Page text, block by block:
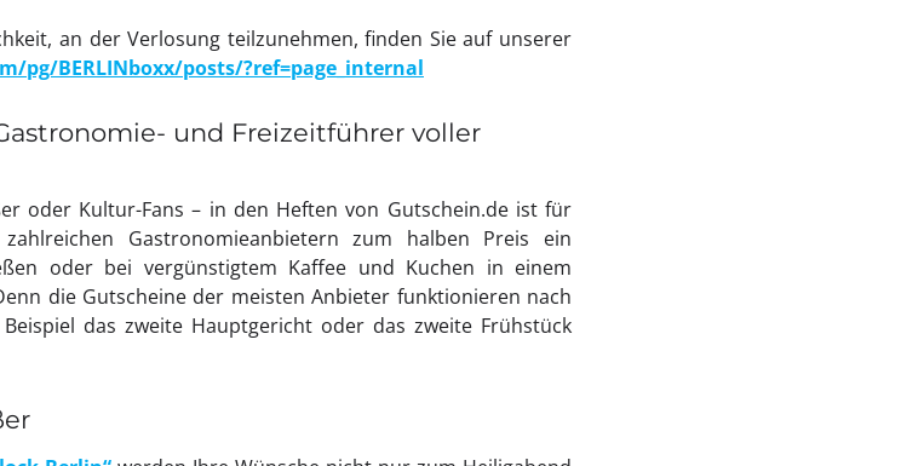
an der Verlosung teilzunehmen, finden Sie auf unserer
pg/BERLINboxx/posts/?ref=page_internal
und Freizeitführer voller
oder Kultur-Fans – in den Heften von Gutschein.de ist für
Gastronomieanbietern zum halben Preis ein
oder bei vergünstigtem Kaffee und Kuchen in einem
die Gutscheine der meisten Anbieter funktionieren nach
das zweite Hauptgericht oder das zweite Frühstück